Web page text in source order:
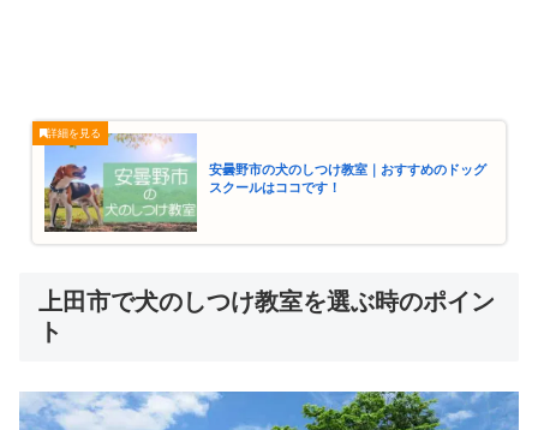
安曇野市の犬のしつけ教室｜おすすめのドッグ
スクールはココです！
上田市で犬のしつけ教室を選ぶ時のポイン
ト